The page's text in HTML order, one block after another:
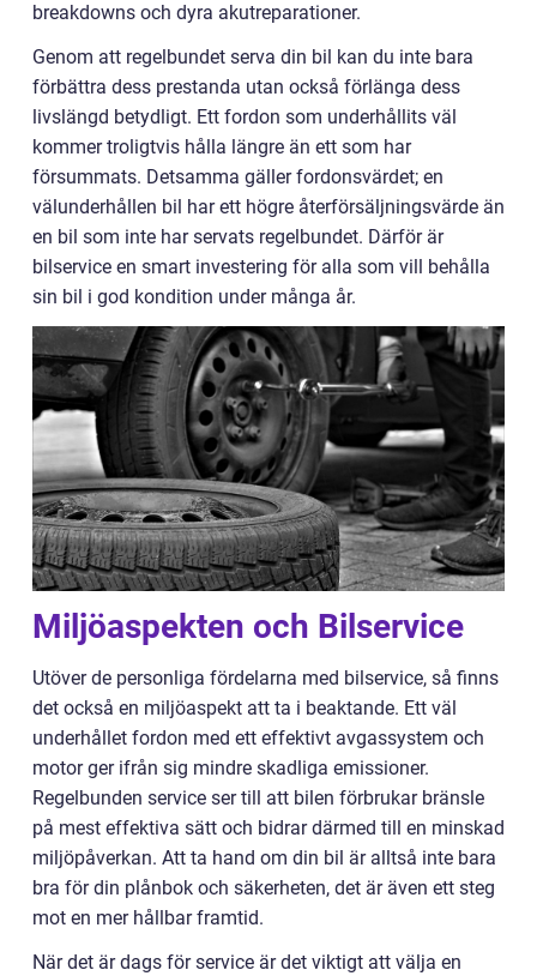
breakdowns och dyra akutreparationer.
Genom att regelbundet serva din bil kan du inte bara
förbättra dess prestanda utan också förlänga dess
livslängd betydligt. Ett fordon som underhållits väl
kommer troligtvis hålla längre än ett som har
försummats. Detsamma gäller fordonsvärdet; en
välunderhållen bil har ett högre återförsäljningsvärde än
en bil som inte har servats regelbundet. Därför är
bilservice en smart investering för alla som vill behålla
sin bil i god kondition under många år.
Miljöaspekten och Bilservice
Utöver de personliga fördelarna med bilservice, så finns
det också en miljöaspekt att ta i beaktande. Ett väl
underhållet fordon med ett effektivt avgassystem och
motor ger ifrån sig mindre skadliga emissioner.
Regelbunden service ser till att bilen förbrukar bränsle
på mest effektiva sätt och bidrar därmed till en minskad
miljöpåverkan. Att ta hand om din bil är alltså inte bara
bra för din plånbok och säkerheten, det är även ett steg
mot en mer hållbar framtid.
När det är dags för service är det viktigt att välja en